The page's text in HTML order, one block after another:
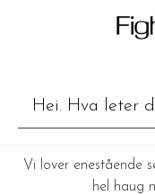
Vi lover enestående
hel haug